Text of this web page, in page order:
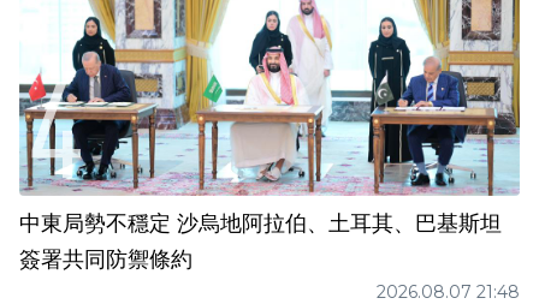
中東局勢不穩定 沙烏地阿拉伯、土耳其、巴基斯坦
簽署共同防禦條約
2026.08.07 21:48